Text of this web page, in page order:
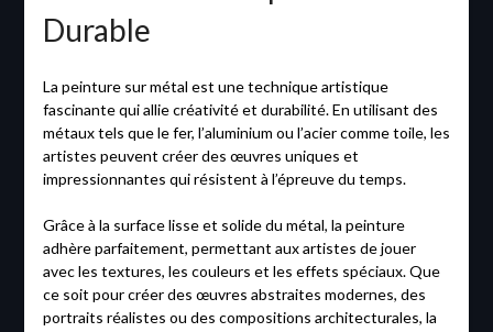
Durable
La peinture sur métal est une technique artistique
fascinante qui allie créativité et durabilité. En utilisant des
métaux tels que le fer, l’aluminium ou l’acier comme toile, les
artistes peuvent créer des œuvres uniques et
impressionnantes qui résistent à l’épreuve du temps.
Grâce à la surface lisse et solide du métal, la peinture
adhère parfaitement, permettant aux artistes de jouer
avec les textures, les couleurs et les effets spéciaux. Que
ce soit pour créer des œuvres abstraites modernes, des
portraits réalistes ou des compositions architecturales, la